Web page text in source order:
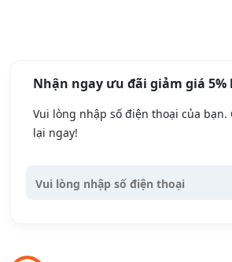
Nhận ngay ưu đãi giảm giá
Vui lòng nhập số điện thoại của
lại ngay!